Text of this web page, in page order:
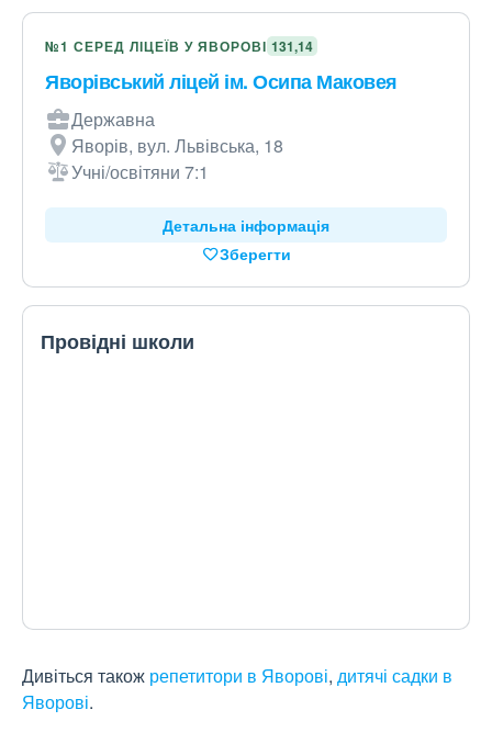
№1 СЕРЕД ЛІЦЕЇВ У ЯВОРОВІ 131,14
Яворівський ліцей ім. Осипа Маковея
Державна
Яворів, вул. Львівська, 18
Учні/освітяни 7:1
Детальна інформація
Зберегти
Провідні школи
Дивіться також репетитори в Яворові, дитячі садки в
Яворові.